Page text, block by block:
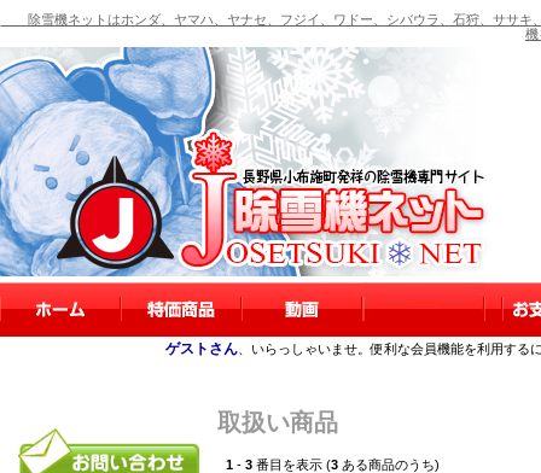
除雪機ネットはホンダ、ヤマハ、ヤナセ、フジイ、ワドー、シバウラ、石狩、ササキ
機
ゲストさん 、いらっしゃいませ。便利な会員機能を利用する
取扱い商品
1 - 3 番目を表示 (3 ある商品のうち)